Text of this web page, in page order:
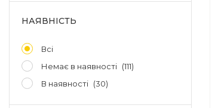
НАЯВНІСТЬ
Всі
В наявності 30
Немає в наявності 111